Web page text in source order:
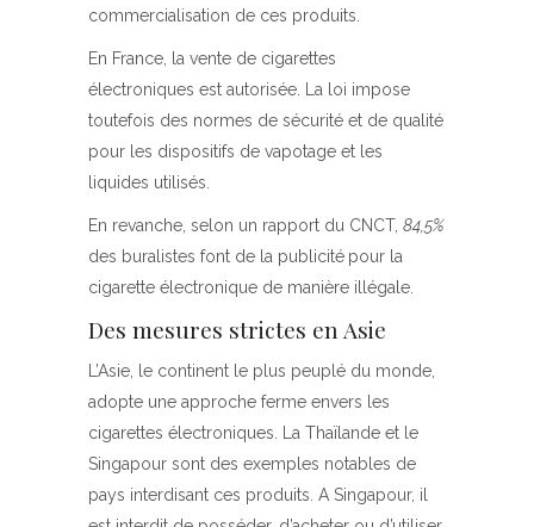
commercialisation de ces produits.
En France, la vente de cigarettes
électroniques est autorisée. La loi impose
toutefois des normes de sécurité et de qualité
pour les dispositifs de vapotage et les
liquides utilisés.
En revanche, selon un rapport du CNCT, 84,5%
des buralistes font de la publicité pour la
cigarette électronique de manière illégale.
Des mesures strictes en Asie
L’Asie, le continent le plus peuplé du monde,
adopte une approche ferme envers les
cigarettes électroniques. La Thaïlande et le
Singapour sont des exemples notables de
pays interdisant ces produits. A Singapour, il